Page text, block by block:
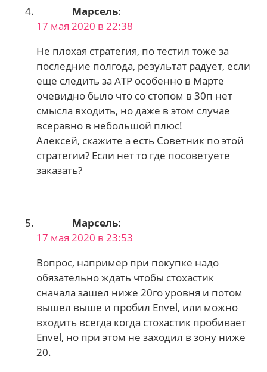
Марсель:
17 мая 2020 в 22:38
Не плохая стратегия, по тестил тоже за
последние полгода, результат радует, если
еще следить за АТР особенно в Марте
очевидно было что со стопом в 30п нет
смысла входить, но даже в этом случае
всеравно в небольшой плюс!
Алексей, скажите а есть Советник по этой
стратегии? Если нет то где посоветуете
заказать?
Марсель:
17 мая 2020 в 23:53
Вопрос, например при покупке надо
обязательно ждать чтобы стохастик
сначала зашел ниже 20го уровня и потом
вышел выше и пробил Envel, или можно
входить всегда когда стохастик пробивает
Envel, но при этом не заходил в зону ниже
20.